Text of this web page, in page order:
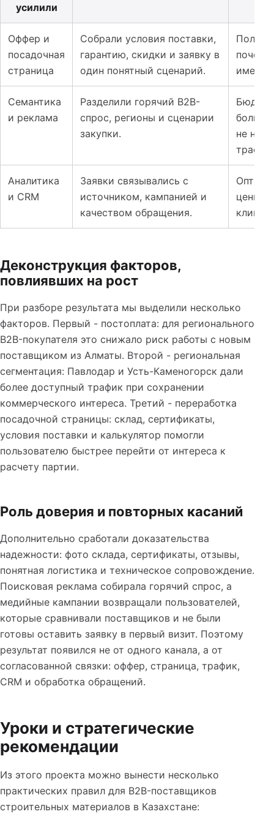
усилили
Оффер и
посадочная
страница
Собрали условия поставки,
гарантию, скидки и заявку в
один понятный сценарий.
именно
Семантика
и реклама
Разделили горячий B2B-
спрос, регионы и сценарии
закупки.
не на
трафик.
Аналитика
и CRM
Заявки связывались с
источником, кампанией и
качеством обращения.
кликам.
Деконструкция факторов,
повлиявших на рост
При разборе результата мы выделили несколько
факторов. Первый - постоплата: для регионального
B2B-покупателя это снижало риск работы с новым
поставщиком из Алматы. Второй - региональная
сегментация: Павлодар и Усть-Каменогорск дали
более доступный трафик при сохранении
коммерческого интереса. Третий - переработка
посадочной страницы: склад, сертификаты,
условия поставки и калькулятор помогли
пользователю быстрее перейти от интереса к
расчету партии.
Роль доверия и повторных касаний
Дополнительно сработали доказательства
надежности: фото склада, сертификаты, отзывы,
понятная логистика и техническое сопровождение.
Поисковая реклама собирала горячий спрос, а
медийные кампании возвращали пользователей,
которые сравнивали поставщиков и не были
готовы оставить заявку в первый визит. Поэтому
результат появился не от одного канала, а от
согласованной связки: оффер, страница, трафик,
CRM и обработка обращений.
Уроки и стратегические
рекомендации
Из этого проекта можно вынести несколько
практических правил для B2B-поставщиков
строительных материалов в Казахстане: